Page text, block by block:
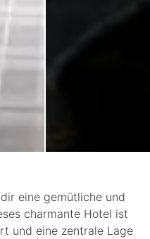
eine gemütliche und
charmante Hotel ist
und eine zentrale Lage